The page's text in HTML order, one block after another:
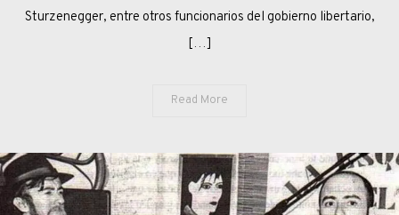
Sturzenegger, entre otros funcionarios del gobierno libertario,
[…]
Read More